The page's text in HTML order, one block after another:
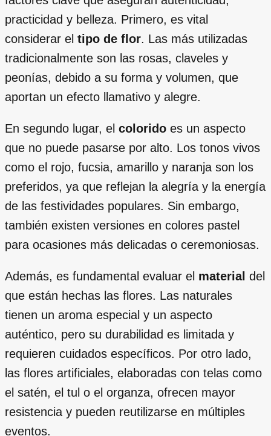
practicidad y belleza. Primero, es vital
considerar el tipo de flor. Las más utilizadas
tradicionalmente son las rosas, claveles y
peonías, debido a su forma y volumen, que
aportan un efecto llamativo y alegre.
En segundo lugar, el colorido es un aspecto
que no puede pasarse por alto. Los tonos vivos
como el rojo, fucsia, amarillo y naranja son los
preferidos, ya que reflejan la alegría y la energía
de las festividades populares. Sin embargo,
también existen versiones en colores pastel
para ocasiones más delicadas o ceremoniosas.
Además, es fundamental evaluar el material del
que están hechas las flores. Las naturales
tienen un aroma especial y un aspecto
auténtico, pero su durabilidad es limitada y
requieren cuidados específicos. Por otro lado,
las flores artificiales, elaboradas con telas como
el satén, el tul o el organza, ofrecen mayor
resistencia y pueden reutilizarse en múltiples
eventos.